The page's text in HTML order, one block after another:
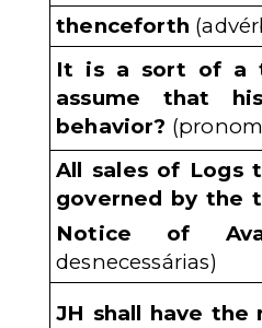
thenceforth
It is a sort of a
assume that
behavior?
All sales of Logs
governed by the
Notice of
desnecessárias)
JH shall have